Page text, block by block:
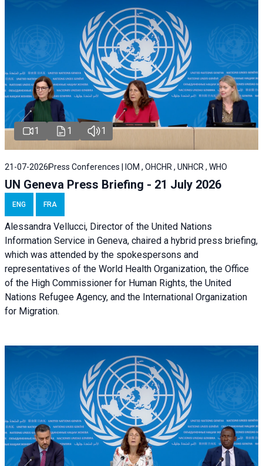
1 1 1
21-07-2026 Press Conferences | IOM , OHCHR , UNHCR , WHO
UN Geneva Press Briefing - 21 July 2026
ENG FRA
Alessandra Vellucci, Director of the United Nations
Information Service in Geneva, chaired a hybrid press briefing,
which was attended by the spokespersons and
representatives of the World Health Organization, the Office
of the High Commissioner for Human Rights, the United
Nations Refugee Agency, and the International Organization
for Migration.